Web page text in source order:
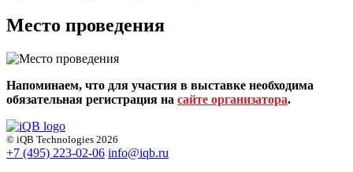
Место проведения
Напоминаем, что для участия в выставке необходима
обязательная регистрация на сайте организатора.
© iQB Technologies 2026
+7 (495) 223-02-06 info@iqb.ru